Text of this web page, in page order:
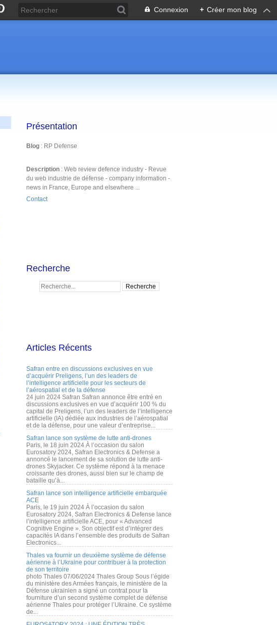
Connexion + Créer mon blog
Présentation
Blog : RP Defense
Description : Web review defence industry - Revue
du web industrie de défense - company information -
news in France, Europe and elsewhere ...
Contact
Recherche
Articles Récents
Safran entre en discussions exclusives en vue
d’acquérir Preligens, l’un des leaders de
l’intelligence artificielle pour les secteurs de
l’aérospatial et de la défense
24 juin 2024 Safran Safran annonce être entré en
discussions exclusives en vue d’acquérir 100 % du
capital de Preligens, l’un des leaders de l’intelligence
artificielle (IA) dédiée aux industries de l’aérospatial
et de la défense, pour une valeur d’entreprise...
Safran lance son système de lutte anti-drones
Paris, le 18 juin 2024 À l’occasion du salon
Eurosatory 2024, Safran Electronics & Defense a
annoncé le lancement de sa solution de lutte anti-
drones Skyjacker. Ce système répond à la menace
croissante des drones, aussi bien sur le champ de
bataille qu’à...
Safran lance son intelligence artificielle embarquée
ACE
Paris, le 19 juin 2024 À l’occasion du salon
Eurosatory 2024, Safran Electronics & Defense lance
l’intelligence artificielle ACE, pour « Advanced
Cognitive Engine ». Son objectif est d’intégrer des
capacités IA dans l’ensemble des produits de Safran
Electronics...
Thales va fournir un deuxième système de défense
aérienne à l’Ukraine pour contribuer à la protection
de son territoire
photo Thales 07/06/2024 Thales Group Sous l’égide
du ministère des Armées français, le ministère de la
Défense ukrainien a signé un contrat pour la
fourniture d’un second système complet de défense
aérienne Thales pour protéger l’Ukraine. Ce système
de...